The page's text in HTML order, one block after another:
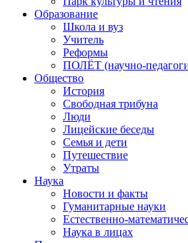
Образование
Школа и вуз
Учитель
Реформы
ПОЛЁТ (научно-
Общество
История
Свободная трибуна
Люди
Лицейские беседы
Семья и дети
Путешествие
Утраты
Наука
Новости и факты
Гуманитарные науки
Естественно-
Наука в лицах